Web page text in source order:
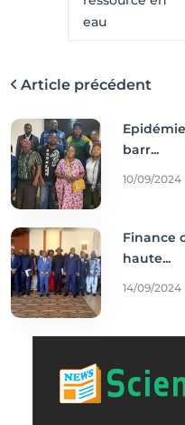
eau
Article précédent
barr...
10/09/2024
Finance
haute...
14/09/2024